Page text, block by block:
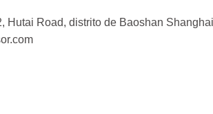
Hutai Road, distrito de Baoshan Shanghai